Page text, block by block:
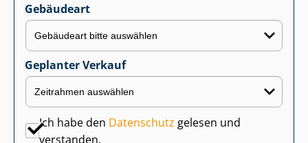
Gebäudeart
Geplanter Verkauf
Ich habe den Datenschutz gelesen und
verstanden.